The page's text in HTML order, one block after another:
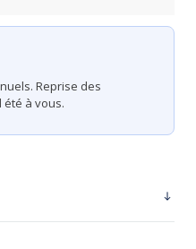
Reprise des
été à vous.